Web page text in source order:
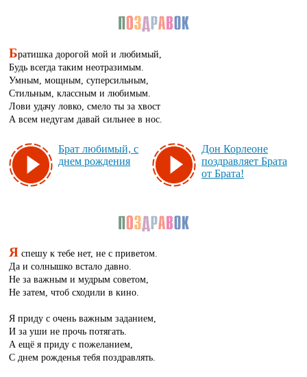
Братишка дорогой мой и любимый,
Будь всегда таким неотразимым.
Умным, мощным, суперсильным,
Стильным, классным и любимым.
Лови удачу ловко, смело ты за хвост
А всем недугам давай сильнее в нос.
Брат лю­би­мый, с
днем рож­де­ния
Дон Кор­ле­оне
поз­драв­ля­ет Бра­та
от Бра­та!
Я спешу к тебе нет, не с приветом.
Да и солнышко встало давно.
Не за важным и мудрым советом,
Не затем, чтоб сходили в кино.
Я приду с очень важным заданием,
И за уши не прочь потягать.
А ещё я приду с пожеланием,
С днем рожденья тебя поздравлять.